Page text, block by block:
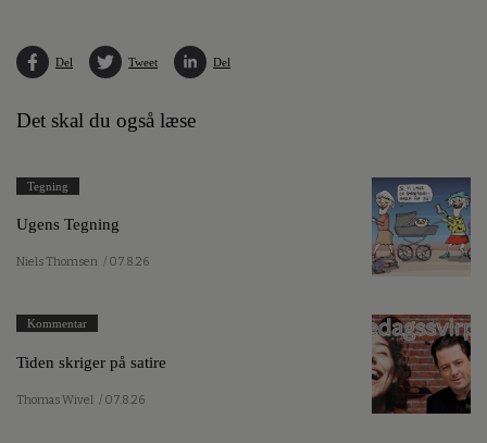
Del Tweet Del
Det skal du også læse
Tegning
Ugens Tegning
Niels Thomsen / 07.8.26
Kommentar
Tiden skriger på satire
Thomas Wivel / 07.8.26